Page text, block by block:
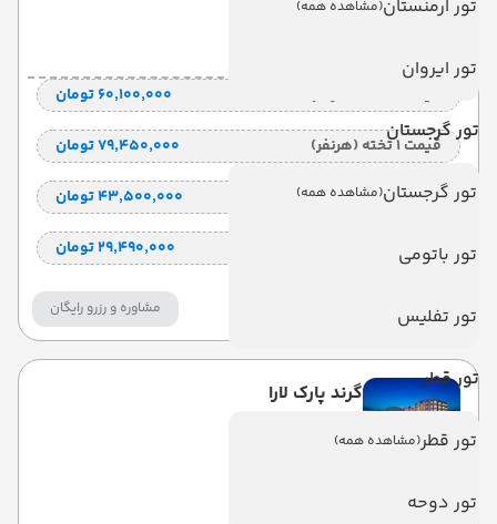
تور ارمنستان(مشاهده همه)
تور ایروان
تور گرجستان
تور گرجستان(مشاهده همه)
تور باتومی
تور تفلیس
تور قطر
تور قطر(مشاهده همه)
تور دوحه
قیمت 2 تخته (هرنفر) ۶۰٬۱۰۰٬۰۰۰ تومان
قیمت 1 تخته (هرنفر) ۷۹٬۴۵۰٬۰۰۰ تومان
قیمت کودک با تخت (هر نفر) ۴۳٬۵۰۰٬۰۰۰ تومان
قیمت کودک بدون تخت (هرنفر)
۲۹٬۴۹۰٬۰۰۰ تومان
مشاوره و رزرو رایگان
گرند پارک لارا
GRAND PARK LARA